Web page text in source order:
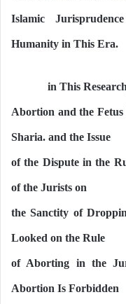
Islamic
Humanity in This Era.
in This
Abortion and the
Sharia. and the Issue
of the Dispute in the
of the Jurists on
the Sanctity of
Looked on the Rule
of Aborting in the
Abortion Is Forbidden